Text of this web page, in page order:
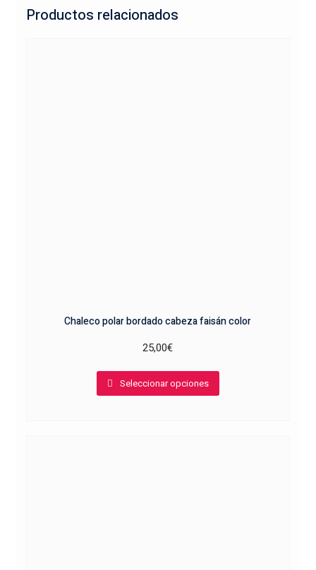
Productos relacionados
Chaleco polar bordado cabeza faisán color
25,00€
Seleccionar opciones
Este